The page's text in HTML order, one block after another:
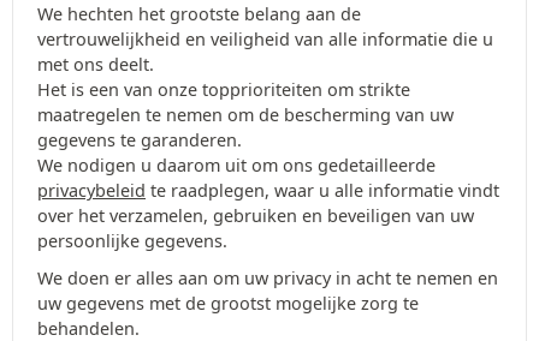
We hechten het grootste belang aan de
vertrouwelijkheid en veiligheid van alle informatie die u
met ons deelt.
Het is een van onze topprioriteiten om strikte
maatregelen te nemen om de bescherming van uw
gegevens te garanderen.
We nodigen u daarom uit om ons gedetailleerde
privacybeleid te raadplegen, waar u alle informatie vindt
over het verzamelen, gebruiken en beveiligen van uw
persoonlijke gegevens.
We doen er alles aan om uw privacy in acht te nemen en
uw gegevens met de grootst mogelijke zorg te
behandelen.